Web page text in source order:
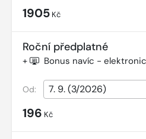
1905 Kč
Roční předplatné
+ Bonus navíc -
Od:
196 Kč